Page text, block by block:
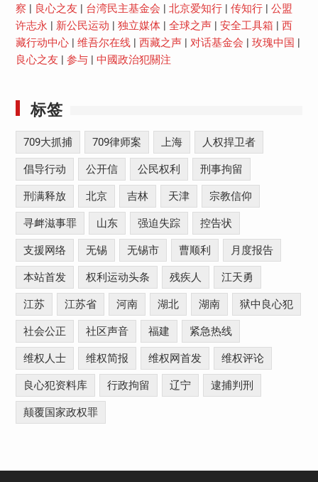
察
良心之友 台湾民主基金会 北京爱知行| 传知行| 公盟
许志永
新公民运动 独立媒体| 全球之声| 安全工具箱
西
藏行动中心| 维吾尔在线| 西藏之声| 对话基金会 玫瑰中国
良心之友
参与| 中國政治犯關注
标签
709大抓捕 709律师案 上海 人权捍卫者
倡导行动 公开信 公民权利 刑事拘留
刑满释放 北京 吉林 天津 宗教信仰
寻衅滋事罪 山东 强迫失踪 控告状
支援网络 无锡 无锡市 曹顺利 月度报告
本站首发 权利运动头条 残疾人 江天勇
江苏 江苏省 河南 湖北 湖南 狱中良心犯
社会公正 社区声音 福建 紧急热线
维权人士 维权简报 维权网首发 维权评论
良心犯资料库 行政拘留 辽宁 逮捕判刑
颠覆国家政权罪